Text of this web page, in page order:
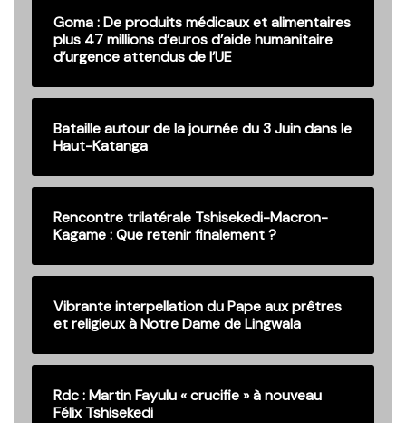
Goma : De produits médicaux et alimentaires
plus 47 millions d’euros d’aide humanitaire
d’urgence attendus de l’UE
Bataille autour de la journée du 3 Juin dans le
Haut-Katanga
Rencontre trilatérale Tshisekedi-Macron-
Kagame : Que retenir finalement ?
Vibrante interpellation du Pape aux prêtres
et religieux à Notre Dame de Lingwala
Rdc : Martin Fayulu « crucifie » à nouveau
Félix Tshisekedi